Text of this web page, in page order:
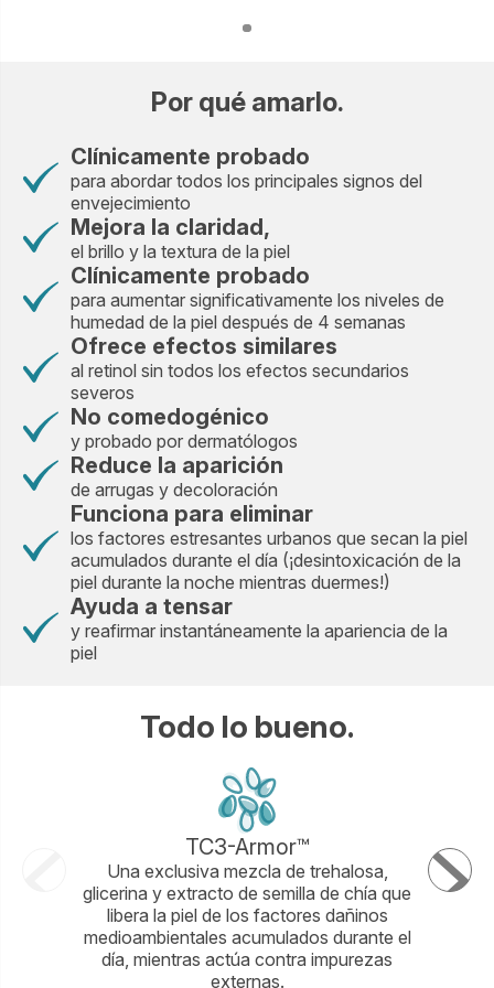
Por qué amarlo.
Clínicamente probado
para abordar todos los principales signos del
envejecimiento
Mejora la claridad,
el brillo y la textura de la piel
Clínicamente probado
para aumentar significativamente los niveles de
humedad de la piel después de 4 semanas
Ofrece efectos similares
al retinol sin todos los efectos secundarios
severos
No comedogénico
y probado por dermatólogos
Reduce la aparición
de arrugas y decoloración
Funciona para eliminar
los factores estresantes urbanos que secan la piel
acumulados durante el día (¡desintoxicación de la
piel durante la noche mientras duermes!)
Ayuda a tensar
y reafirmar instantáneamente la apariencia de la
piel
Todo lo bueno.
TC3-Armor™
Una exclusiva mezcla de trehalosa,
glicerina y extracto de semilla de chía que
libera la piel de los factores dañinos
medioambientales acumulados durante el
día, mientras actúa contra impurezas
externas.
Una